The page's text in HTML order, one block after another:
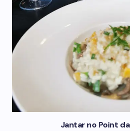
Jantar no Point